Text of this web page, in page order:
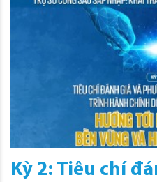
Kỳ 2: Tiêu chí